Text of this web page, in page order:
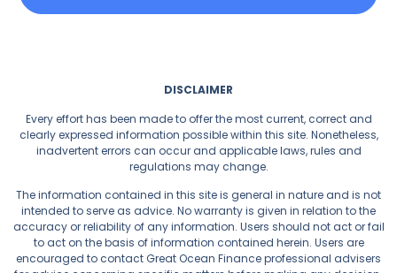
DISCLAIMER
Every effort has been made to offer the most current, correct and
clearly expressed information possible within this site. Nonetheless,
inadvertent errors can occur and applicable laws, rules and
regulations may change.
The information contained in this site is general in nature and is not
intended to serve as advice. No warranty is given in relation to the
accuracy or reliability of any information. Users should not act or fail
to act on the basis of information contained herein. Users are
encouraged to contact Great Ocean Finance professional advisers